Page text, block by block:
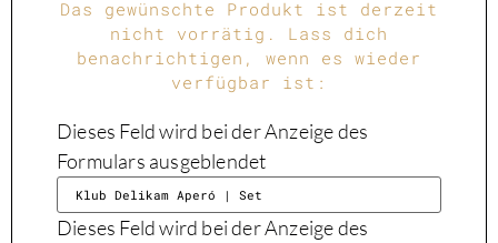
Das gewünschte Produkt ist derzeit
nicht vorrätig. Lass dich
benachrichtigen, wenn es wieder
verfügbar ist:
Dieses Feld wird bei der Anzeige des
Formulars ausgeblendet
Dieses Feld wird bei der Anzeige des